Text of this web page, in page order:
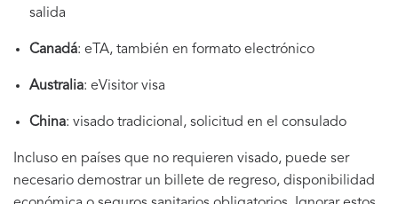
salida
Canadá: eTA, también en formato electrónico
Australia: eVisitor visa
China: visado tradicional, solicitud en el consulado
Incluso en países que no requieren visado, puede ser
necesario demostrar un billete de regreso, disponibilidad